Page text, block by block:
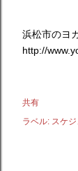
浜松市のヨ
http://
共有
ラベル: スケ